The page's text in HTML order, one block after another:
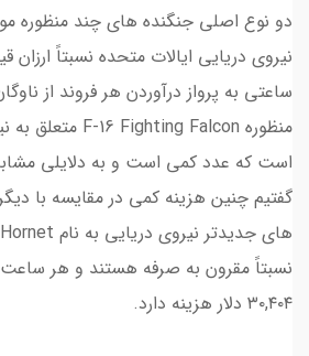
دو نوع اصلی جنگنده های چند منظوره
نیروی دریایی ایالات متحده نسبتاً
ساعتی به پرواز درآوردن هر فروند از
گفتیم چنین هزینه کمی در مقایسه با
نسبتاً مقرون به صرفه هستند و هر ساعت
۳۰,۴۰۴ دلار هزینه دارد.